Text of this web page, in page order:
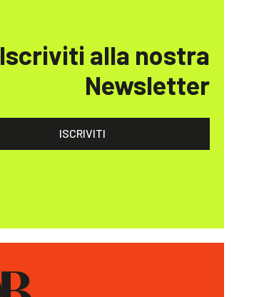
Iscriviti alla nostra
Newsletter
ISCRIVITI